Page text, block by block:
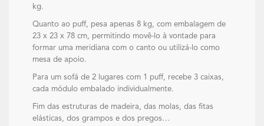
kg.
Quanto ao puff, pesa apenas 8 kg, com embalagem de
23 x 23 x 78 cm, permitindo movê-lo à vontade para
formar uma meridiana com o canto ou utilizá-lo como
mesa de apoio.
Para um sofá de 2 lugares com 1 puff, recebe 3 caixas,
cada módulo embalado individualmente.
Fim das estruturas de madeira, das molas, das fitas
elásticas, dos grampos e dos pregos…